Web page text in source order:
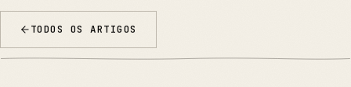
TODOS OS ARTIGOS